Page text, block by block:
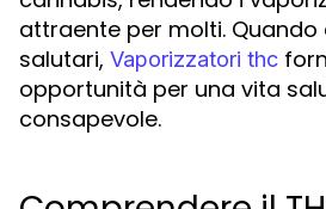
attraente per molti.
salutari, Vaporizzatori thc
opportunità per una vita
consapevole.